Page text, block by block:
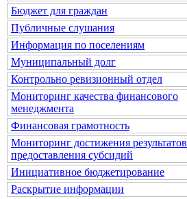
Бюджет для граждан
Публичные слушания
Информация по поселениям
Муниципальный долг
Контрольно ревизионный отдел
Мониторинг качества финансового
менеджмента
Финансовая грамотность
Мониторинг достижения результатов
предоставления субсидий
Инициативное бюджетирование
Раскрытие информации